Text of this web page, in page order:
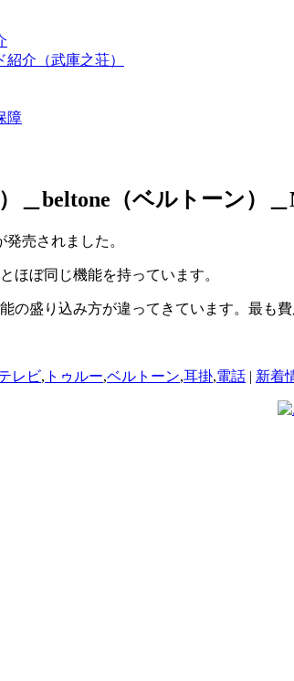
介（武庫之荘）
障
＿beltone（ベルトーン）
売されました。
とほぼ同じ機能を持っています。
の盛り込み方が違ってきています。最も
レビ, トゥルー,ベルトーン,耳掛,電話 | 新着